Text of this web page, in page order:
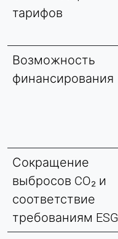
тарифов
Возможность
финансирования
Сокращение
выбросов CO₂ и
соответствие
требованиям ESG